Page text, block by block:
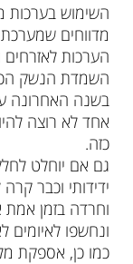
השימוש בערכות
מדווחים
הערכות לאזרחים
השמדת הנשק
בשנה האחרונה
אחד לא רוצה
כזה.
גם אם יוחלט
ידידותי וכבר
וחרדה בזמן
ונחשפו לאיומים
כמו כן, אספקת